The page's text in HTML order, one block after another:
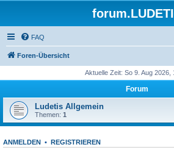
FAQ
Foren-Übersicht
Aktuelle Zeit: So 9. Aug 2026,
Forum
Ludetis Allgemein
Themen: 1
ANMELDEN • REGISTRIEREN